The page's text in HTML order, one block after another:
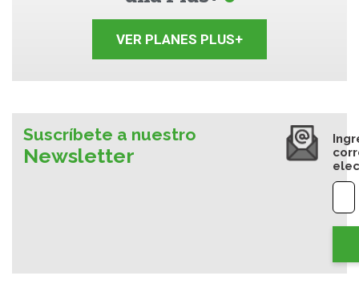
VER PLANES PLUS+
Suscríbete a nuestro
Newsletter